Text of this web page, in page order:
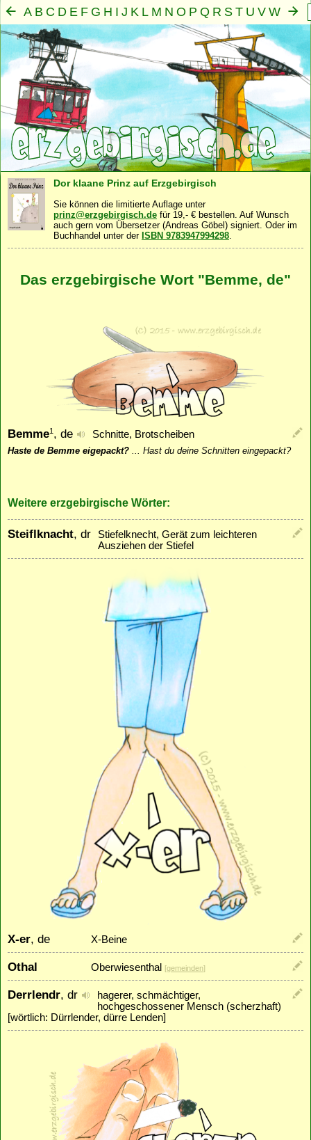
A B C D E F G H I J K L M N O P Q R S T U V W
X Y Z
Mensch·Seele·Geist · Gemeinschaft·
Dor klaane Prinz auf Erzgebirgisch
Sie können die limitierte Auflage unter
prinz@erzgebirgisch.de für 19,- € bestellen. Auf Wunsch
auch gern vom Übersetzer (Andreas Göbel) signiert. Oder im
Buchhandel unter der ISBN 9783947994298.
Das erzgebirgische Wort "Bemme, de"
Bemme1 , de Schnitte, Brotscheiben
Haste de Bemme eigepackt? Hast du deine Schnitten eingepackt?
Weitere erzgebirgische Wörter:
Steiflknacht, dr
Stiefelknecht, Gerät zum leichteren
Ausziehen der Stiefel
X-er, de X-Beine
Othal Oberwiesenthal [gemeinden]
Derrlendr, dr
hagerer, schmächtiger,
hochgeschossener Mensch (scherzhaft)
[wörtlich: Dürrlender, dürre Lenden]